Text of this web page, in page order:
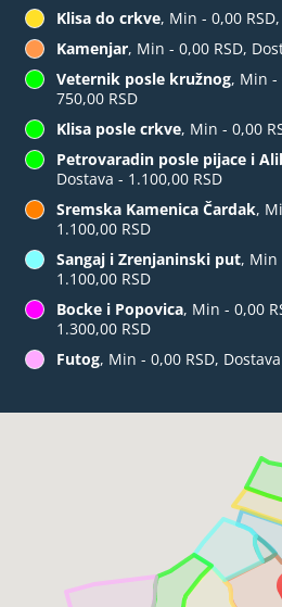
Klisa do crkve, Min - 0,00
Kamenjar, Min - 0,00 RSD,
Veternik posle kružnog, Min -
750,00 RSD
Klisa posle crkve, Min - 0,00
Petrovaradin posle pijace i
Dostava - 1.100,00 RSD
Sremska Kamenica Čardak,
1.100,00 RSD
Sangaj i Zrenjaninski put, Min
1.100,00 RSD
Bocke i Popovica, Min - 0,00
1.300,00 RSD
Futog, Min - 0,00 RSD,